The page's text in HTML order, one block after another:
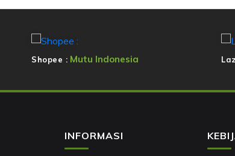
Shopee : Mutu Indonesia
INFORMASI